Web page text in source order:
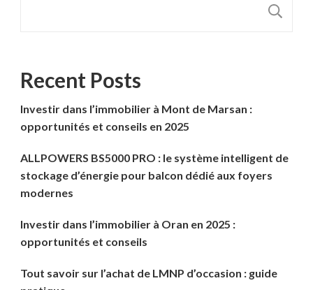
Recent Posts
Investir dans l’immobilier à Mont de Marsan :
opportunités et conseils en 2025
ALLPOWERS BS5000 PRO : le système intelligent de
stockage d’énergie pour balcon dédié aux foyers
modernes
Investir dans l’immobilier à Oran en 2025 :
opportunités et conseils
Tout savoir sur l’achat de LMNP d’occasion : guide